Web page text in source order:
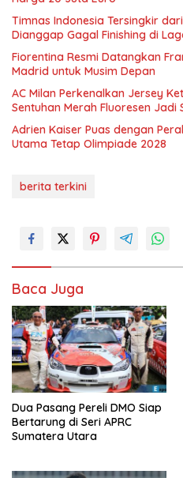
Timnas Indonesia Tersingkir dari
Dianggap Gagal Finishing di
Fiorentina Resmi Datangkan
Madrid untuk Musim Depan
AC Milan Perkenalkan Jersey
Sentuhan Merah Fluoresen Jadi
Adrien Kaiser Puas dengan
Utama Tetap Olimpiade 2028
berita terkini
Baca Juga
Dua Pasang Pereli DMO Siap
Bertarung di Seri APRC
Sumatera Utara